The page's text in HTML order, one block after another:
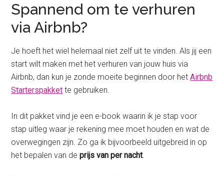
Spannend om te verhuren
via Airbnb?
Je hoeft het wiel helemaal niet zelf uit te vinden. Als jij een
start wilt maken met het verhuren van jouw huis via
Airbnb, dan kun je zonde moeite beginnen door hetAirbnb
Starterspakket te gebruiken.
In dit pakket vind je een e-book waarin ik je stap voor
stap uitleg waar je rekening mee moet houden en wat de
overwegingen zijn. Zo ga ik bijvoorbeeld uitgebreid in op
het bepalen van deprijs van per nacht.